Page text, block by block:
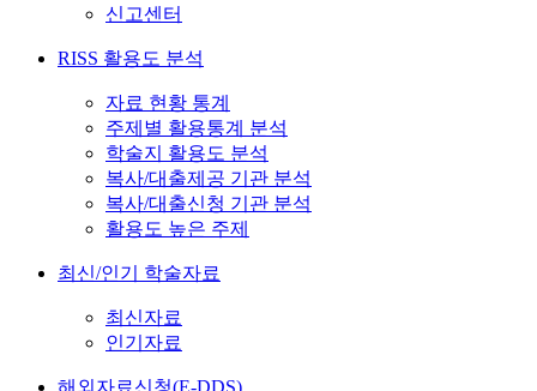
신고센터
RISS 활용도 분석
자료 현황 통계
주제별 활용통계 분석
학술지 활용도 분석
복사/대출제공 기관 분석
복사/대출신청 기관 분석
활용도 높은 주제
최신/인기 학술자료
최신자료
인기자료
해외자료신청(E-DDS)